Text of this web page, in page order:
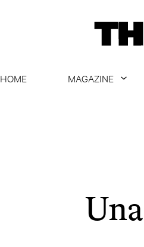
HOME
MAGAZINE